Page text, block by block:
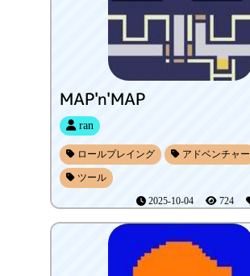
MAP'n'MAP
ran
ロールプレイング アドベンチャー
ツール
2025-10-04 724